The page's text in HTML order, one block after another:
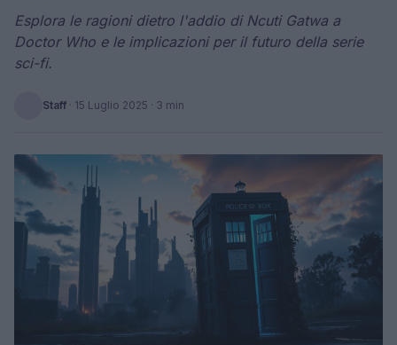
Esplora le ragioni dietro l'addio di Ncuti Gatwa a
Doctor Who e le implicazioni per il futuro della serie
sci-fi.
Staff · 15 Luglio 2025 · 3 min